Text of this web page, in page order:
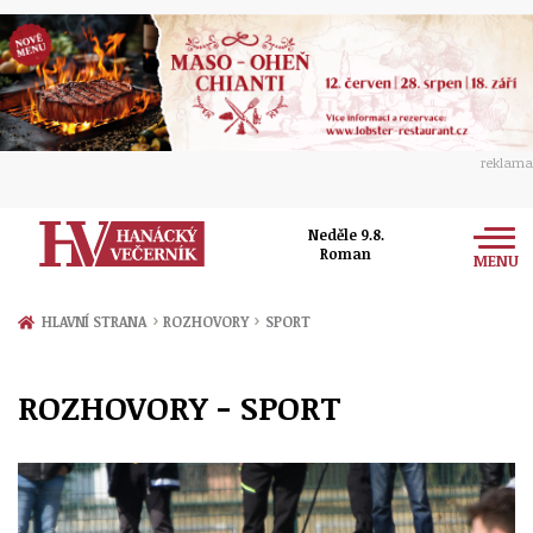
reklama
Neděle 9.8.
Roman
MENU
Zprávy
Přerov
Politika
Ekonomika
Kultura
Hudba
Společnost
Ženy
Sport
HLAVNÍ STRANA › ROZHOVORY › SPORT
ROZHOVORY - SPORT